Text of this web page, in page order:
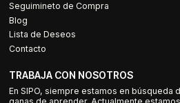
Seguimineto de Compra
Blog
Lista de Deseos
Contacto
TRABAJA CON NOSOTROS
En SIPO, siempre estamos en búsqueda